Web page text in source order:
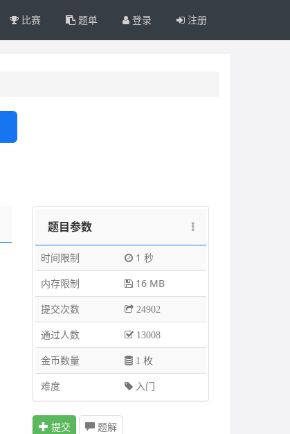
比赛 题单 登录 注册
题目参数
时间限制
1 秒
内存限制
16 MB
提交次数
24902
通过人数 13008
金币数量 1 枚
难度 入门
提交 题解